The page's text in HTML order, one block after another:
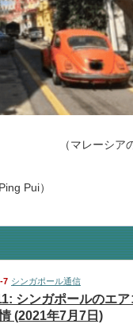
（マレーシア
Pui）
7 シンガポール通信
シンガポールのエア
(2021年7月7日)